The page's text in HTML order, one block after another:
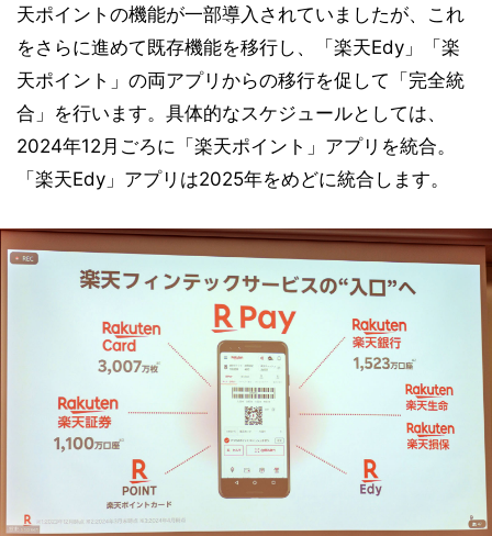
天ポイントの機能が一部導入されていましたが、これ
をさらに進めて既存機能を移行し、「楽天Edy」「楽
天ポイント」の両アプリからの移行を促して「完全統
合」を行います。具体的なスケジュールとしては、
2024年12月ごろに「楽天ポイント」アプリを統合。
「楽天Edy」アプリは2025年をめどに統合します。